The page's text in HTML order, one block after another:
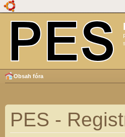
Obsah fóra
PES -